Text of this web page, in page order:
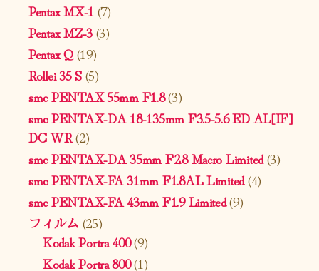
Pentax MX-1 (7)
Pentax MZ-3(3)
Pentax Q(19)
Rollei 35 S(5)
smc PENTAX 55mm F1.8(3)
smc PENTAX-DA 18-135mm F3.5-5.6 ED AL[IF]
DC WR(2)
smc PENTAX-DA 35mm F2.8 Macro Limited(3)
smc PENTAX-FA 31mm F1.8AL Limited(4)
smc PENTAX-FA 43mm F1.9 Limited(9)
フィルム (25)
Kodak Portra 400(9)
Kodak Portra 800(1)